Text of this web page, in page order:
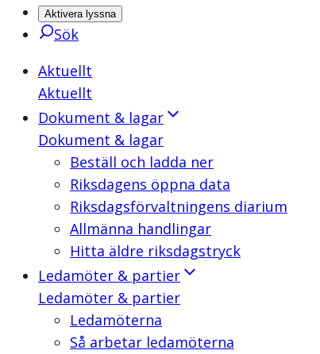
Aktivera lyssna
Sök
Aktuellt
Aktuellt
Dokument & lagar
Dokument & lagar
Beställ och ladda ner
Riksdagens öppna data
Riksdagsförvaltningens diarium
Allmänna handlingar
Hitta äldre riksdagstryck
Ledamöter & partier
Ledamöter & partier
Ledamöterna
Så arbetar ledamöterna